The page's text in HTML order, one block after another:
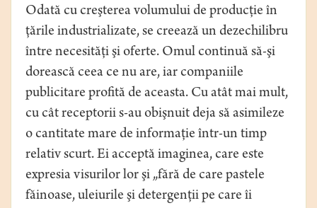
Odată cu creşterea volumului de producţie în
ţările industrializate, se creează un dezechilibru
între necesităţi şi oferte. Omul continuă să-şi
dorească ceea ce nu are, iar companiile
publicitare profită de aceasta. Cu atât mai mult,
cu cât receptorii s-au obişnuit deja să asimileze
o cantitate mare de informaţie într-un timp
relativ scurt. Ei acceptă imaginea, care este
expresia visurilor lor şi „fără de care pastele
făinoase, uleiurile şi detergenţii pe care îi